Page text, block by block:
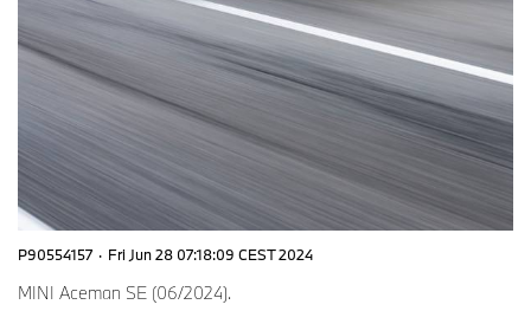
P90554157 · Fri Jun 28 07:18:09 CEST 2024
MINI Aceman SE (06/2024).